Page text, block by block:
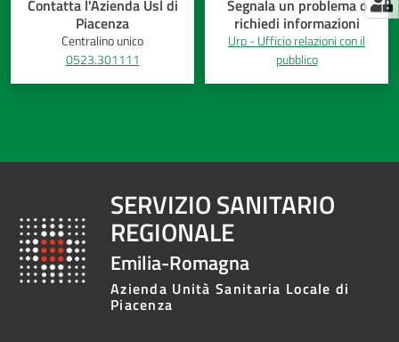
Contatta l'Azienda Usl di
Piacenza
Centralino unico
0523.301111
Segnala un problema o
richiedi informazioni
Urp - Ufficio relazioni con il
pubblico
SERVIZIO SANITARIO
REGIONALE
Emilia-Romagna
Azienda Unità Sanitaria Locale di
Piacenza